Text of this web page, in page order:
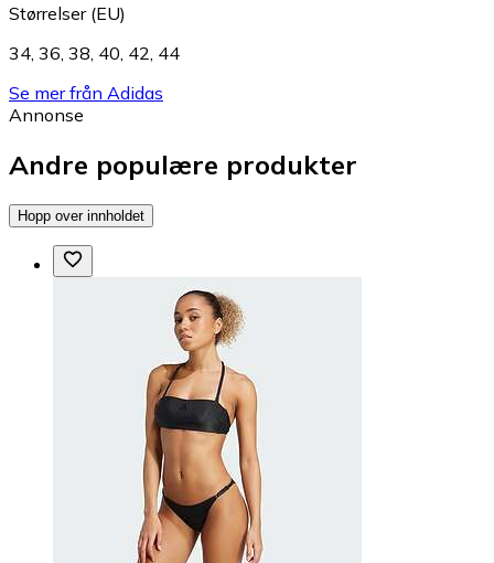
Størrelser (EU)
34 36 38 40 42 44
Se mer från Adidas
Annonse
Andre populære produkter
Hopp over innholdet